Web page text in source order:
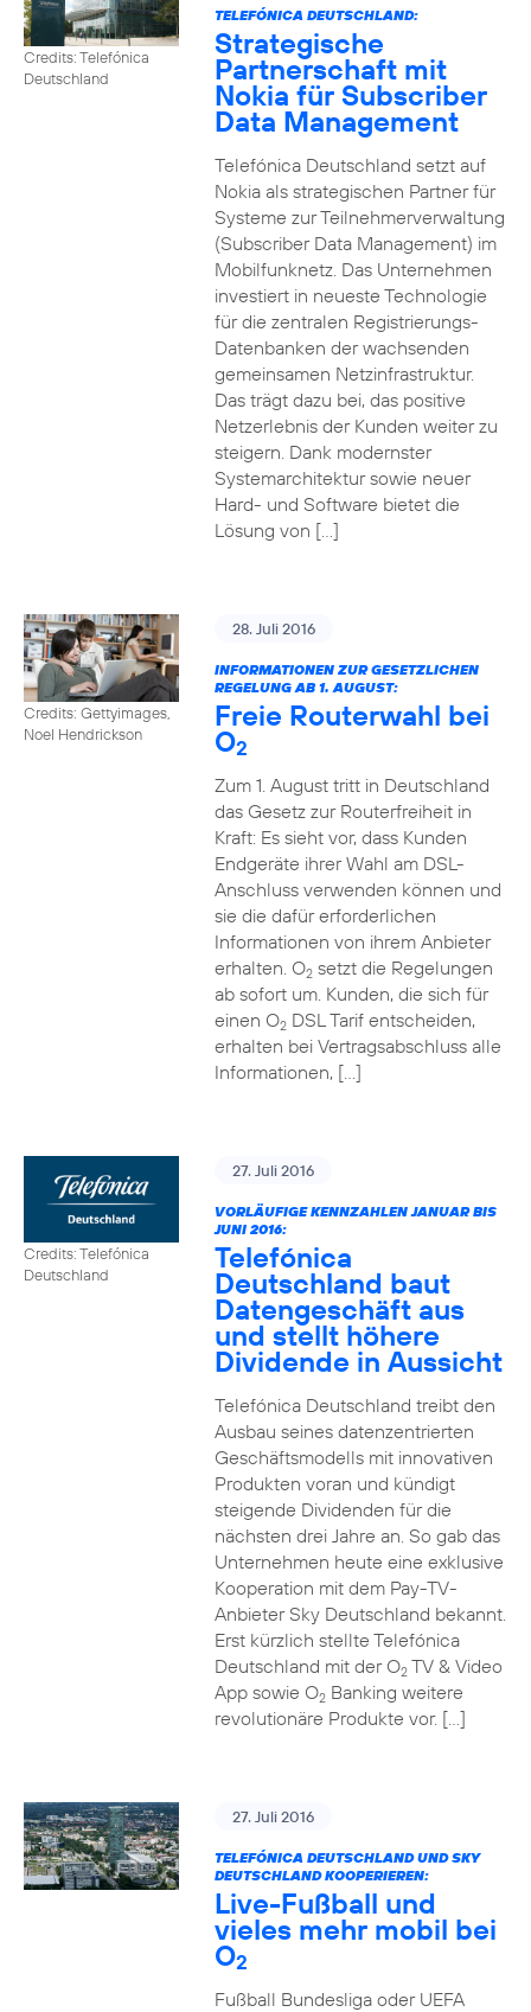
Credits: Telefónica
Deutschland
TELEFÓNICA DEUTSCHLAND:
Strategische
Partnerschaft mit
Nokia für Subscriber
Data Management
Telefónica Deutschland setzt auf
Nokia als strategischen Partner für
Systeme zur Teilnehmerverwaltung
(Subscriber Data Management) im
Mobilfunknetz. Das Unternehmen
investiert in neueste Technologie
für die zentralen Registrierungs-
Datenbanken der wachsenden
gemeinsamen Netzinfrastruktur.
Das trägt dazu bei, das positive
Netzerlebnis der Kunden weiter zu
steigern. Dank modernster
Systemarchitektur sowie neuer
Hard- und Software bietet die
Lösung von […]
Credits: Gettyimages,
Noel Hendrickson
28. Juli 2016
INFORMATIONEN ZUR GESETZLICHEN
REGELUNG AB 1. AUGUST:
Freie Routerwahl bei
O2
Zum 1. August tritt in Deutschland
das Gesetz zur Routerfreiheit in
Kraft: Es sieht vor, dass Kunden
Endgeräte ihrer Wahl am DSL-
Anschluss verwenden können und
sie die dafür erforderlichen
Informationen von ihrem Anbieter
erhalten. O2setzt die Regelungen
ab sofort um. Kunden, die sich für
einen O2DSL Tarif entscheiden,
erhalten bei Vertragsabschluss alle
Informationen, […]
Credits: Telefónica
Deutschland
27. Juli 2016
VORLÄUFIGE KENNZAHLEN JANUAR BIS
JUNI 2016:
Telefónica
Deutschland baut
Datengeschäft aus
und stellt höhere
Dividende in Aussicht
Telefónica Deutschland treibt den
Ausbau seines datenzentrierten
Geschäftsmodells mit innovativen
Produkten voran und kündigt
steigende Dividenden für die
nächsten drei Jahre an. So gab das
Unternehmen heute eine exklusive
Kooperation mit dem Pay-TV-
Anbieter Sky Deutschland bekannt.
Erst kürzlich stellte Telefónica
Deutschland mit der O2TV & Video
App sowie O2Banking weitere
revolutionäre Produkte vor. […]
27. Juli 2016
TELEFÓNICA DEUTSCHLAND UND SKY
DEUTSCHLAND KOOPERIEREN:
Live-Fußball und
vieles mehr mobil bei
O2
Fußball Bundesliga oder UEFA